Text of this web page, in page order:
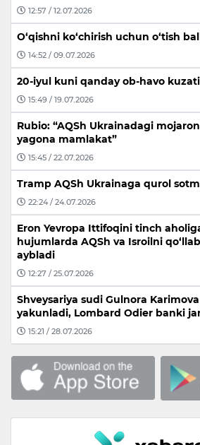
12:57 / 12.07.2026
O‘qishni ko‘chirish uchun o‘tish
14:52 / 09.07.2026
20-iyul kuni qanday ob-havo
15:49 / 19.07.2026
Rubio: “AQSh Ukrainadagi
yagona mamlakat”
15:45 / 22.07.2026
Tramp AQSh Ukrainaga qurol
22:24 / 24.07.2026
Eron Yevropa Ittifoqini tinch
hujumlarda AQSh va Isroilni
aybladi
12:27 / 25.07.2026
Shveysariya sudi Gulnora
yakunladi, Lombard Odier banki
15:21 / 28.07.2026